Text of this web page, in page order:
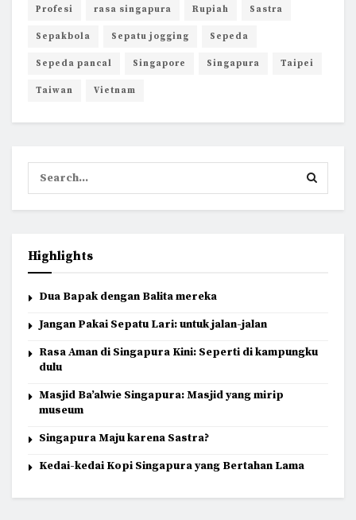
Profesi rasa singapura Rupiah Sastra
Sepakbola Sepatu jogging Sepeda
Sepeda pancal Singapore Singapura Taipei
Taiwan Vietnam
Highlights
Dua Bapak dengan Balita mereka
Jangan Pakai Sepatu Lari: untuk jalan-jalan
Rasa Aman di Singapura Kini: Seperti di kampungku
dulu
Masjid Ba’alwie Singapura: Masjid yang mirip
museum
Singapura Maju karena Sastra?
Kedai-kedai Kopi Singapura yang Bertahan Lama